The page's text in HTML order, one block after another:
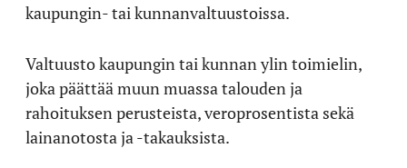
kaupungin- tai kunnanvaltuustoissa.
Valtuusto kaupungin tai kunnan ylin toimielin,
joka päättää muun muassa talouden ja
rahoituksen perusteista, veroprosentista sekä
lainanotosta ja -takauksista.